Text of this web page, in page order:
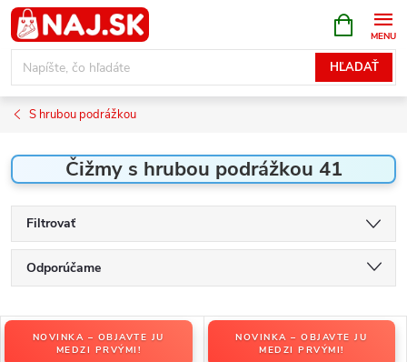
Prejsť
na
obsah
HĽADAŤ
KOŠÍK
S hrubou podrážkou
Čižmy s hrubou podrážkou 41
Filtrovať
a
d
Odporúčame
Najdrahšie
V
NOVINKA – OBJAVTE JU
MEDZI PRVÝMI!
NOVINKA – OBJAVTE JU
MEDZI PRVÝMI!